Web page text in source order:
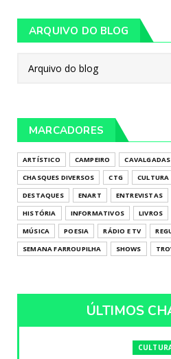
ARQUIVO DO BLOG
MARCADORES
ARTÍSTICO CAMPEIRO CAVALGADAS
CHASQUES DIVERSOS
CTG CULTURA
DESTAQUES
ENART ENTREVISTAS
HISTÓRIA
INFORMATIVOS LIVROS
MÚSICA
POESIA RÁDIO E TV
SEMANA FARROUPILHA
SHOWS
ÚLTIMOS